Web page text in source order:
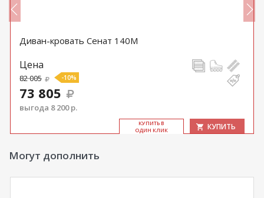
Диван-кровать Сенат 140М
Цена
82 005 -10%
73 805
выгода 8 200 р.
КУ­ПИТЬ В
ОДИН КЛИК
КУПИТЬ
Могут дополнить